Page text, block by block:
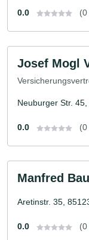
0.0
Josef Mogl
Neuburger Str.
0.0
Manfred
Aretinstr. 35,
0.0